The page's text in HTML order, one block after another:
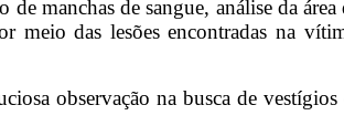
manchas de sangue, análise da
das lesões encontradas na
observação na busca de